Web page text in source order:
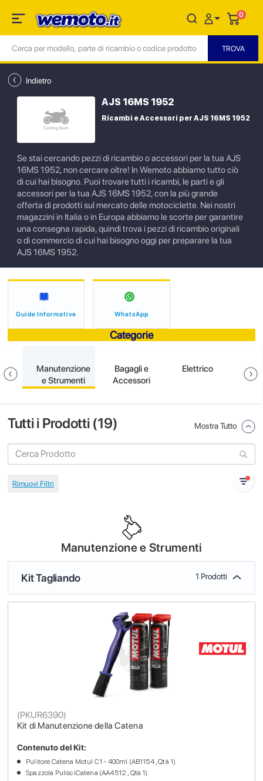
0
Indietro
AJS 16MS 1952
Ricambi e Accessori per AJS 16MS 1952
Se stai cercando pezzi di ricambio o accessori per la tua AJS
16MS 1952, non cercare oltre! In Wemoto abbiamo tutto ciò
di cui hai bisogno. Puoi trovare tutti i ricambi, le parti e gli
accessori per la tua AJS 16MS 1952, con la più grande
offerta di prodotti sul mercato delle motociclette. Nei nostri
magazzini in Italia o in Europa abbiamo le scorte per garantire
una consegna rapida, quindi trova i pezzi di ricambio originali
o di commercio di cui hai bisogno oggi per preparare la tua
AJS 16MS 1952.
Guide Informative WhatsApp
Categorie
Manutenzione
e Strumenti
Bagagli e
Accessori
Elettrico
Tutti i Prodotti (19) Mostra Tutto
Manutenzione e Strumenti
Kit Tagliando 1 Prodotti
Kit di Manutenzione della Catena
(PKUR6390)
Contenuto del Kit:
Pulitore Catena Motul C1 - 400ml (AB1154 , Qtà 1)
Spazzola PulisciCatena (AA4512 , Qtà 1)